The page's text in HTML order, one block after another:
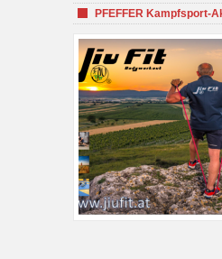
PFEFFER Kampfsport-